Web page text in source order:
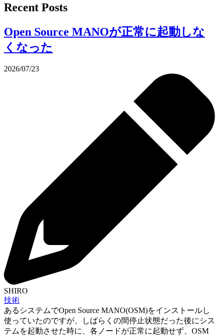
Recent Posts
Open Source MANOが正常に起動しな
くなった
2026/07/23
SHIRO
技術
あるシステムでOpen Source MANO(OSM)をインストールし
使っていたのですが、しばらくの間停止状態だった後にシス
テムを起動させた時に、各ノードが正常に起動せず、OSM